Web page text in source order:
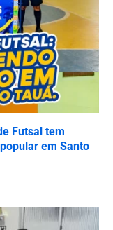
Futsal tem
em Santo